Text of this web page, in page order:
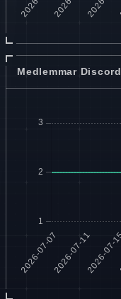
Medlemmar Discord